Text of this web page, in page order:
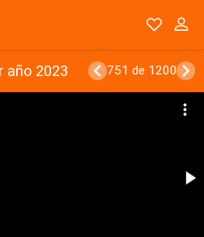
año 2023 751 de 1200